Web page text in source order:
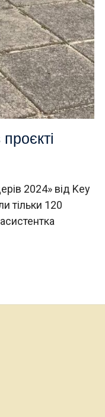
2024» від Key
тільки 120